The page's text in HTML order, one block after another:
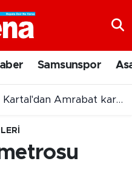
Samsunspor
Amrabat kararı
ve Fikstür